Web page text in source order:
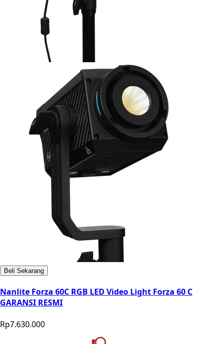
Beli Sekarang
Nanlite Forza 60C RGB LED Video Light Forza 60 C
GARANSI RESMI
Rp7.630.000